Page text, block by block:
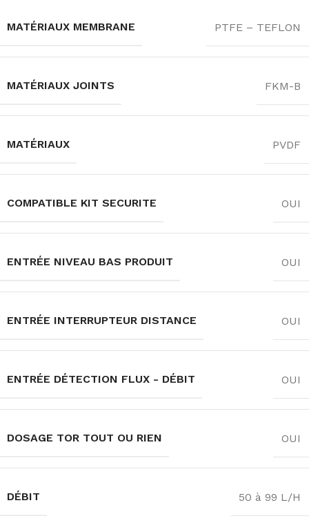
MATÉRIAUX MEMBRANE PTFE – TEFLON
MATÉRIAUX JOINTS FKM-B
MATÉRIAUX PVDF
COMPATIBLE KIT SECURITE OUI
ENTRÉE NIVEAU BAS PRODUIT OUI
ENTRÉE INTERRUPTEUR DISTANCE OUI
ENTRÉE DÉTECTION FLUX - DÉBIT OUI
DOSAGE TOR TOUT OU RIEN OUI
DÉBIT 50 à 99 L/H